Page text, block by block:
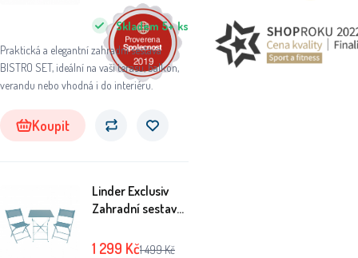
Praktická a elegantní zahradní sestava
BISTRO SET, ideální na vaši terasu, balkón,
verandu nebo vhodná i do interiéru.
Skladem 5+ ks
Koupit
Linder Exclusiv
Zahradní sestava
Modrá
1 299 Kč1 499Kč